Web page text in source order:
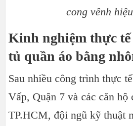
cong vênh
Kinh nghiệm thực
tủ quần áo bằng
Sau nhiều công trình thực
Vấp, Quận 7 và các căn hộ
TP.HCM, đội ngũ kỹ thuật